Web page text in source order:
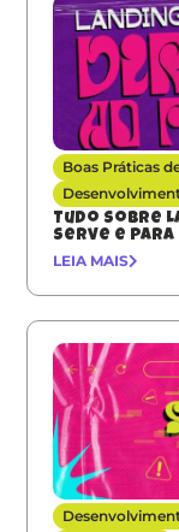
Boas Práticas
Tudo sobre
serve e para
LEIA MAIS